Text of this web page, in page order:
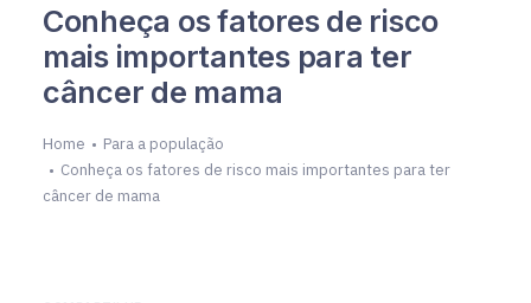
Conheça os fatores de risco
mais importantes para ter
câncer de mama
Home
Para a população
Conheça os fatores de risco mais importantes para ter
câncer de mama